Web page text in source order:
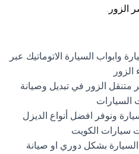
الزور.
وابواب السيارة الاتوماتيك عبر
الزور
متنقل الزور في تبديل وصيانة
السيارات
ونوفر افضل أنواع الديزل
سيارات الكويت
بشكل دوري او صيانة